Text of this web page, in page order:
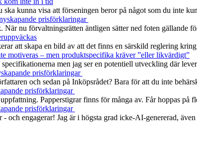
ska kunna visa att förseningen beror på något som du inte
prisförklaringar
När nu förvaltningsrätten äntligen sätter ned foten
att skapa en bild av att det finns en särskild reglering
motiveras – men produktspecifika kräver ”eller likvärdigt”
men jag ser en potentiell utveckling där
prisförklaringar
och sedan på Inköpsrådet? Bara för att du inte
prisförklaringar
Papperstigrar finns för många av. Får hoppas på
prisförklaringar
och engagerar! Jag är i högsta grad icke-AI-genererad,